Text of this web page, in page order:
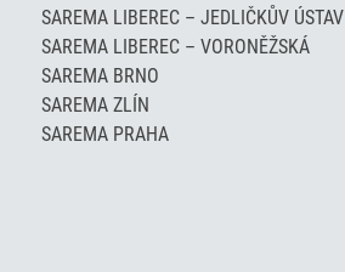
SAREMA LIBEREC – JEDLIČKŮV ÚSTAV
SAREMA LIBEREC – VORONĚŽSKÁ
SAREMA BRNO
SAREMA ZLÍN
SAREMA PRAHA